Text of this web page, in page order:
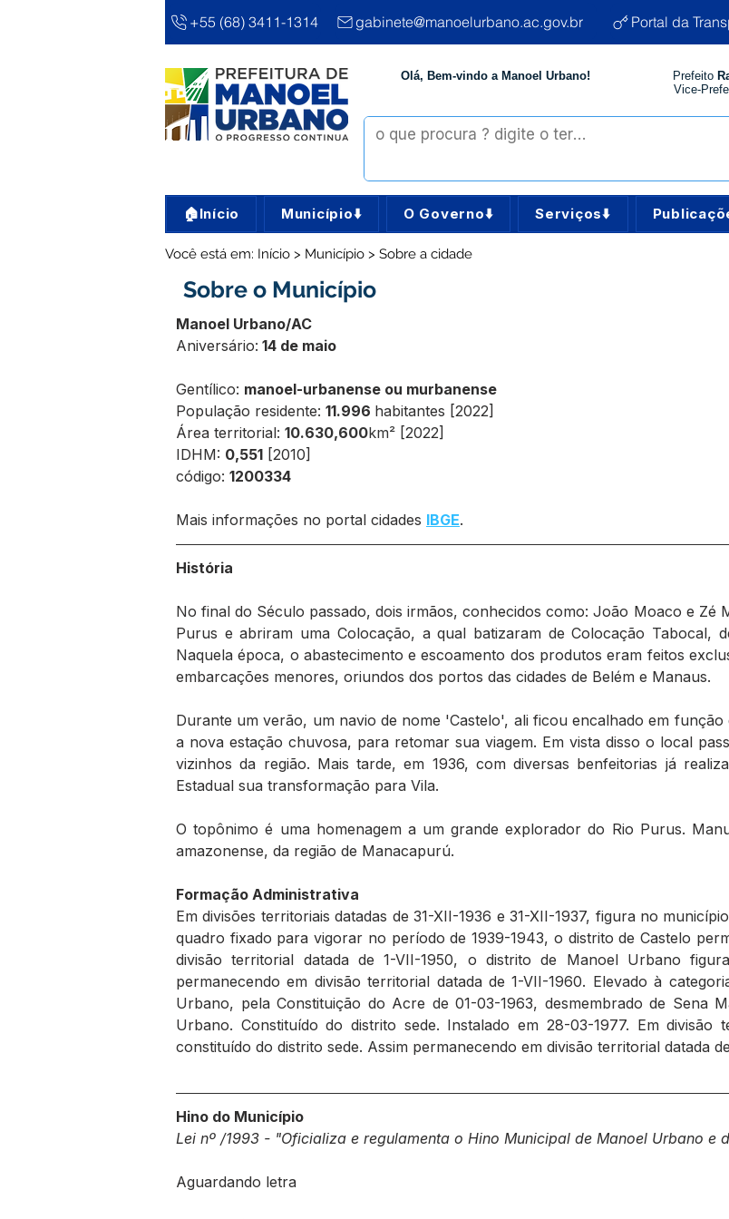
+55 (68) 3411-1314 gabinete@manoelurbano.ac.gov.br Portal da
Olá, Bem-vindo a Manoel Urbano! Prefeito
Vice-
🏠Início Município⬇️ O Governo⬇️ Serviços⬇️
Você está em: Início > Município > Sobre a cidade
Sobre o Município
Manoel Urbano/AC
Aniversário: 14 de maio
Gentílico: manoel-urbanense ou murbanense
População residente: 11.996 habitantes [2022]
Área territorial: 10.630,600km² [2022]
IDHM: 0,551 [2010]
código: 1200334
Mais informações no portal cidades IBGE.
História
No final do Século passado, dois irmãos, conhecidos como: João Moaco e Zé
Purus e abriram uma Colocação, a qual batizaram de Colocação Tabocal,
Naquela época, o abastecimento e escoamento dos produtos eram feitos
embarcações menores, oriundos dos portos das cidades de Belém e Manaus.
Durante um verão, um navio de nome 'Castelo', ali ficou encalhado em
a nova estação chuvosa, para retomar sua viagem. Em vista disso o local
vizinhos da região. Mais tarde, em 1936, com diversas benfeitorias já
Estadual sua transformação para Vila.
O topônimo é uma homenagem a um grande explorador do Rio Purus.
amazonense, da região de Manacapurú.
Formação Administrativa
Em divisões territoriais datadas de 31-XII-1936 e 31-XII-1937, figura no
quadro fixado para vigorar no período de 1939-1943, o distrito de Castelo
divisão territorial datada de 1-VII-1950, o distrito de Manoel Urbano
permanecendo em divisão territorial datada de 1-VII-1960. Elevado à
Urbano, pela Constituição do Acre de 01-03-1963, desmembrado de Sena
Urbano. Constituído do distrito sede. Instalado em 28-03-1977. Em
constituído do distrito sede. Assim permanecendo em divisão territorial datada
Hino do Município
Lei nº /1993 - "Oficializa e regulamenta o Hino Municipal de Manoel Urbano e
Aguardando letra